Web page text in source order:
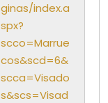
ginas/index.a
spx?
scco=Marrue
cos&scd=6&
scca=Visado
s&scs=Visad